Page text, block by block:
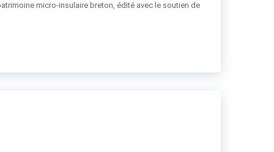
micro-insulaire breton, édité avec le soutien de